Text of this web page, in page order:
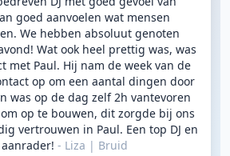
goed aanvoelen wat mensen
We hebben absoluut genoten
Wat ook heel prettig was, was
met Paul. Hij nam de week van de
op om een aantal dingen door
was op de dag zelf 2h vantevoren
op te bouwen, dit zorgde bij ons
vertrouwen in Paul. Een top DJ en
- Liza | Bruid